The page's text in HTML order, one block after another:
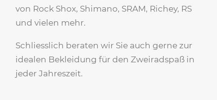
von Rock Shox, Shimano, SRAM, Richey, RS
und vielen mehr.
Schliesslich beraten wir Sie auch gerne zur
idealen Bekleidung für den Zweiradspaß in
jeder Jahreszeit.